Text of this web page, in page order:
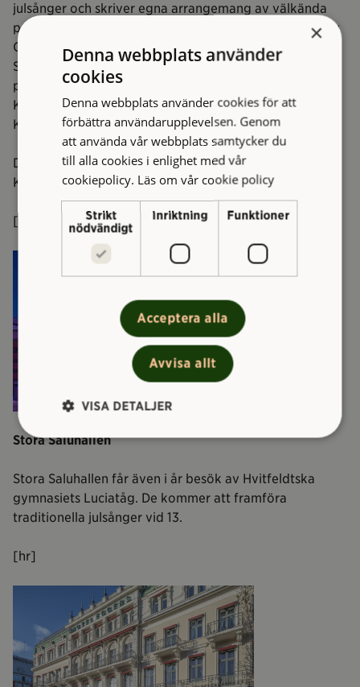
julsånger och skriver egna arrangemang av välkända
poplåtar. Genom åren har de samarbetat med några av
Göteborgs mest omtyckta musiker, medverkat i
Sveriges Radios Musikhjälpen och kommit på tredje
plats som damkör i den internationella körtävlingen i
Kroatien, Zadar. De repar i Hagakyrkan och leds av
Karin Holm, Maja Lindgren och Lotta Lindgren.
De uppträder kl 18-30-20 på Kulturhuset Kåken.
Kostnad: 60 kr.
[hr]
Stora Saluhallen
Stora Saluhallen får även i år besök av Hvitfeldtska
gymnasiets Luciatåg. De kommer att framföra
traditionella julsånger vid 13.
[hr]
×
Denna webbplats använder
cookies
Denna webbplats använder cookies för att
förbättra användarupplevelsen. Genom
att använda vår webbplats samtycker du
till alla cookies i enlighet med vår
cookiepolicy. Läs om vår cookie policy
Strikt
nödvändigt
Inriktning Funktioner
Acceptera alla
Avvisa allt
VISA DETALJER